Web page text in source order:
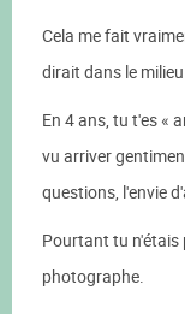
Cela me fait
dirait dans le
En 4 ans, tu t'es «
vu arriver
questions, l'envie
Pourtant tu n'étais
photographe.